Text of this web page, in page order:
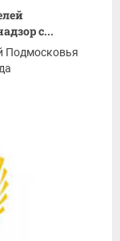
с...
Подмосковья